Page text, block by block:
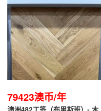
79423澳币/年